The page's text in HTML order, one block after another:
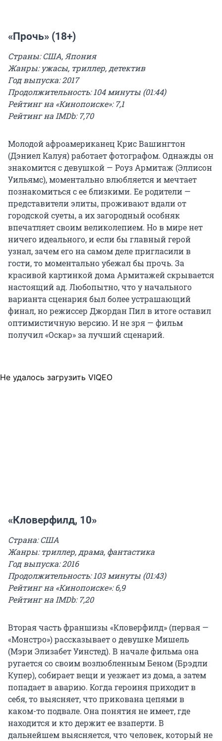
«Прочь» (18+)
Страны: США, Япония
Жанры: ужасы, триллер, детектив
Год выпуска: 2017
Продолжительность: 104 минуты (01:44)
Рейтинг на «Кинопоиске»: 7,1
Рейтинг на IMDb: 7,70
Молодой афроамериканец Крис Вашингтон
(Дэниел Калуя) работает фотографом. Однажды он
знакомится с девушкой — Роуз Армитаж (Эллисон
Уильямс), моментально влюбляется и мечтает
познакомиться с ее близкими. Ее родители —
представители элиты, проживают вдали от
городской суеты, а их загородный особняк
впечатляет своим великолепием. Но в мире нет
ничего идеального, и если бы главный герой
узнал, зачем его на самом деле пригласили в
гости, то моментально убежал бы прочь. За
красивой картинкой дома Армитажей скрывается
настоящий ад. Любопытно, что у начального
варианта сценария был более устрашающий
финал, но режиссер Джордан Пил в итоге оставил
оптимистичную версию. И не зря — фильм
получил «Оскар» за лучший сценарий.
Не удалось загрузить VIQEO
«Кловерфилд, 10»
Страна: США
Жанры: триллер, драма, фантастика
Год выпуска: 2016
Продолжительность: 103 минуты (01:43)
Рейтинг на «Кинопоиске»: 6,9
Рейтинг на IMDb: 7,20
Вторая часть франшизы «Кловерфилд» (первая —
«Монстро») рассказывает о девушке Мишель
(Мэри Элизабет Уинстед). В начале фильма она
ругается со своим возлюбленным Беном (Брэдли
Купер), собирает вещи и уезжает из дома, а затем
попадает в аварию. Когда героиня приходит в
себя, то выясняет, что прикована цепями в
каком-то подвале. Она понятия не имеет, где
находится и кто держит ее взаперти. В
дальнейшем выясняется, что человек, который не